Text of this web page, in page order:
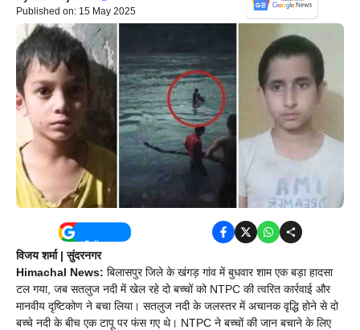
Published on: 15 May 2025
विजय शर्मा | सुंदरनगर
Himachal News: बिलासपुर जिले के खंगड़ गांव में बुधवार शाम एक बड़ा हादसा
टल गया, जब सतलुज नदी में खेल रहे दो बच्चों को NTPC की त्वरित कार्रवाई और
मानवीय दृष्टिकोण ने बचा लिया। सतलुज नदी के जलस्तर में अचानक वृद्धि होने से दो
बच्चे नदी के बीच एक टापू पर फंस गए थे। NTPC ने बच्चों की जान बचाने के लिए